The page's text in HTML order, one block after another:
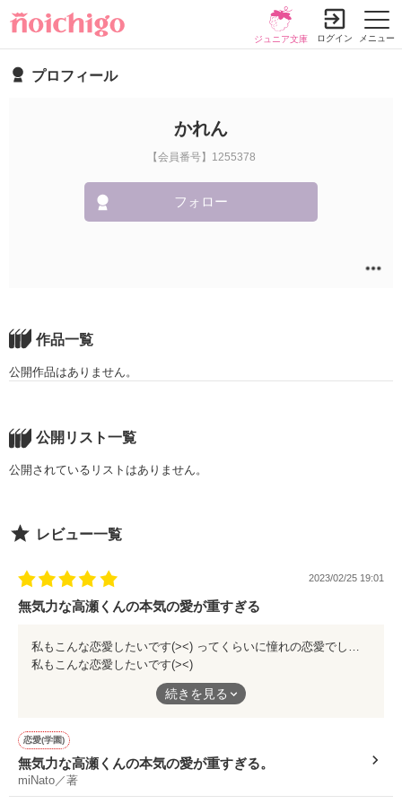
メニュー
ジュニア文庫 ログイン
プロフィール
かれん
【会員番号】1255378
フォロー
作品一覧
公開作品はありません。
公開リスト一覧
公開されているリストはありません。
レビュー一覧
2023/02/25 19:01
無気力な高瀬くんの本気の愛が重すぎる
私もこんな恋愛したいです(><)
ってくらいに憧れの恋愛でした🖤
続きを見る
恋愛(学園)
無気力な高瀬くんの本気の愛が重すぎる。
miNato／著